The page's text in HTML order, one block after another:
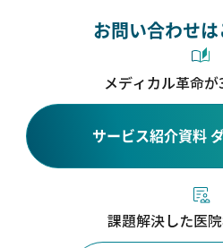
お問い合わせは
メディカル革命が
サービス紹介資料
課題解決した医